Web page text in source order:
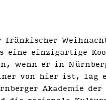
einzigartige
wenn er in
von hier ist, lag
Akademie